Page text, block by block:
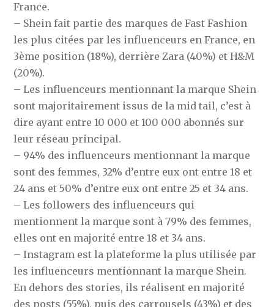
France.
– Shein fait partie des marques de Fast Fashion
les plus citées par les influenceurs en France, en
3ème position (18%), derrière Zara (40%) et H&M
(20%).
– Les influenceurs mentionnant la marque Shein
sont majoritairement issus de la mid tail, c’est à
dire ayant entre 10 000 et 100 000 abonnés sur
leur réseau principal.
– 94% des influenceurs mentionnant la marque
sont des femmes, 32% d’entre eux ont entre 18 et
24 ans et 50% d’entre eux ont entre 25 et 34 ans.
– Les followers des influenceurs qui
mentionnent la marque sont à 79% des femmes,
elles ont en majorité entre 18 et 34 ans.
– Instagram est la plateforme la plus utilisée par
les influenceurs mentionnant la marque Shein.
En dehors des stories, ils réalisent en majorité
des posts (55%), puis des carrousels (43%) et des